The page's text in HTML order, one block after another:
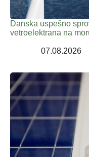
Danska uspešno
vetroelektrana na
07.08.2026